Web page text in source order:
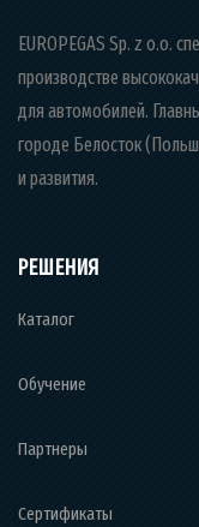
EUROPEGAS Sp. z o.o.
производстве
для автомобилей.
городе Белосток
и развития.
РЕШЕНИЯ
Каталог
Обучение
Партнеры
Сертификаты